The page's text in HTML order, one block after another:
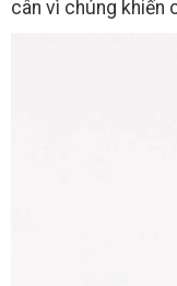
cân vì chúng khiến